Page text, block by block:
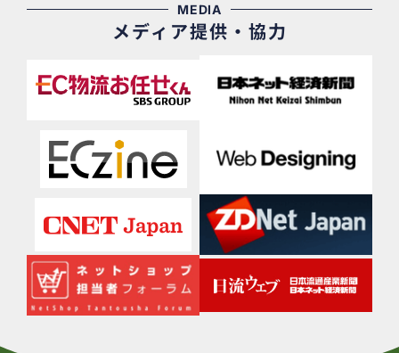
MEDIA
メディア提供・協力